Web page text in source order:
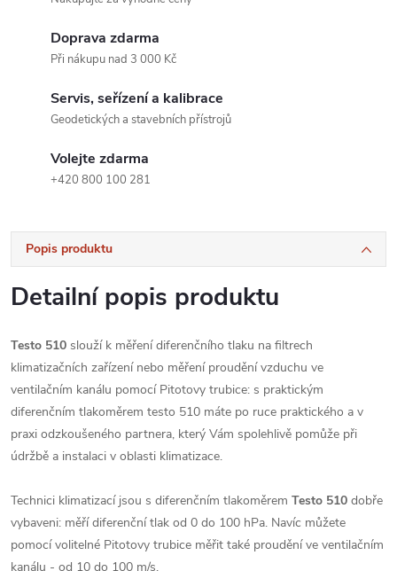
Doprava zdarma
Při nákupu nad 3 000 Kč
Servis, seřízení a kalibrace
Geodetických a stavebních přístrojů
Volejte zdarma
+420 800 100 281
Popis produktu
Detailní popis produktu
Testo 510 slouží k měření diferenčního tlaku na filtrech
klimatizačních zařízení nebo měření proudění vzduchu ve
ventilačním kanálu pomocí Pitotovy trubice: s praktickým
diferenčním tlakoměrem testo 510 máte po ruce praktického a v
praxi odzkoušeného partnera, který Vám spolehlivě pomůže při
údržbě a instalaci v oblasti klimatizace.
Technici klimatizací jsou s diferenčním tlakoměrem Testo 510 dobře
vybaveni: měří diferenční tlak od 0 do 100 hPa. Navíc můžete
pomocí volitelné Pitotovy trubice měřit také proudění ve ventilačním
kanálu - od 10 do 100 m/s.